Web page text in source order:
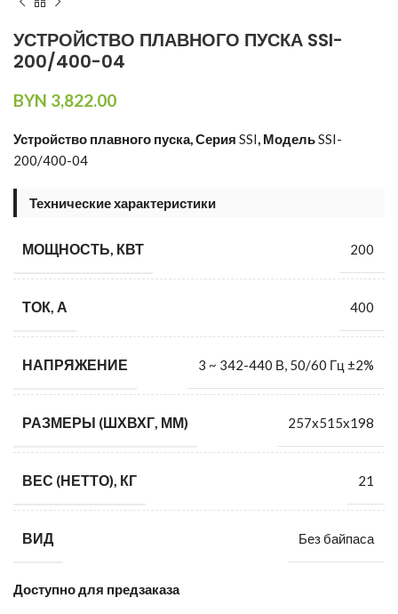
УСТРОЙСТВО ПЛАВНОГО ПУСКА SSI-
200/400-04
BYN 3,822.00
Устройство плавного пуска, Серия SSI, МодельSSI-
200/400-04
Технические характеристики
МОЩНОСТЬ, КВТ 200
ТОК, А 400
НАПРЯЖЕНИЕ 3 ~ 342-440 В, 50/60 Гц ±2%
РАЗМЕРЫ (ШХВХГ, ММ) 257x515x198
ВЕС (НЕТТО), КГ 21
ВИД Без байпаса
Доступно для предзаказа